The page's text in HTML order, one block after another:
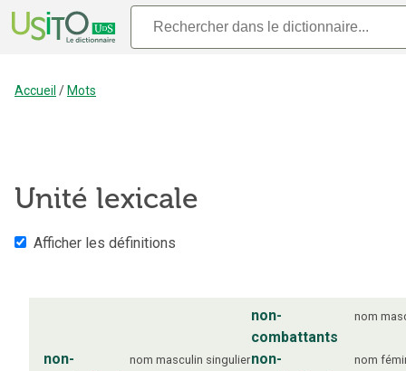
Accueil / Mots
Unité lexicale
Afficher les définitions
non-
nom masculin singulier
non-
combattants
nom
non-
nom